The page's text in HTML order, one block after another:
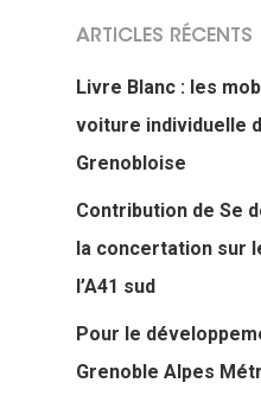
ARTICLES RÉCENTS
Livre Blanc : les
voiture individuelle
Grenobloise
Contribution de Se
la concertation sur
l’A41 sud
Pour le
Grenoble Alpes